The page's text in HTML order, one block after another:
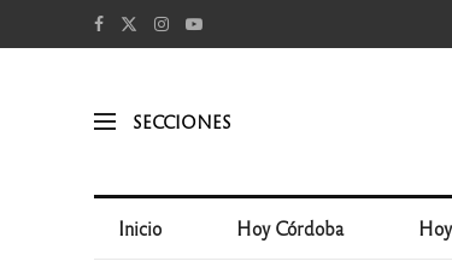
SECCIONES
Inicio Hoy Córdoba